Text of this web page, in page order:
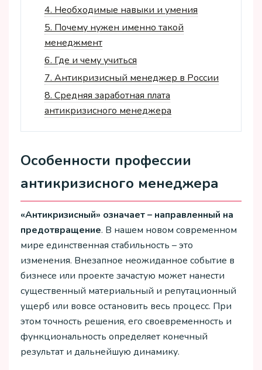
4. Необходимые навыки и умения
5. Почему нужен именно такой
менеджмент
6. Где и чему учиться
7. Антикризисный менеджер в России
8. Средняя заработная плата
антикризисного менеджера
Особенности профессии
антикризисного менеджера
«Антикризисный» означает – направленный на
предотвращение. В нашем новом современном
мире единственная стабильность – это
изменения. Внезапное неожиданное событие в
бизнесе или проекте зачастую может нанести
существенный материальный и репутационный
ущерб или вовсе остановить весь процесс. При
этом точность решения, его своевременность и
функциональность определяет конечный
результат и дальнейшую динамику.